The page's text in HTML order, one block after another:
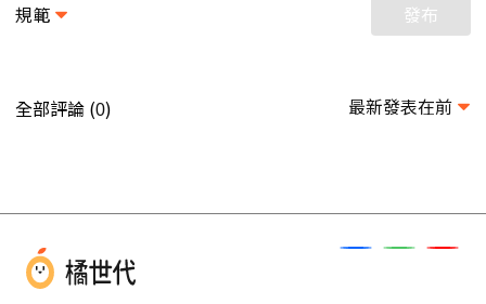
規範 發布
全部評論 (0) 最新發表在前